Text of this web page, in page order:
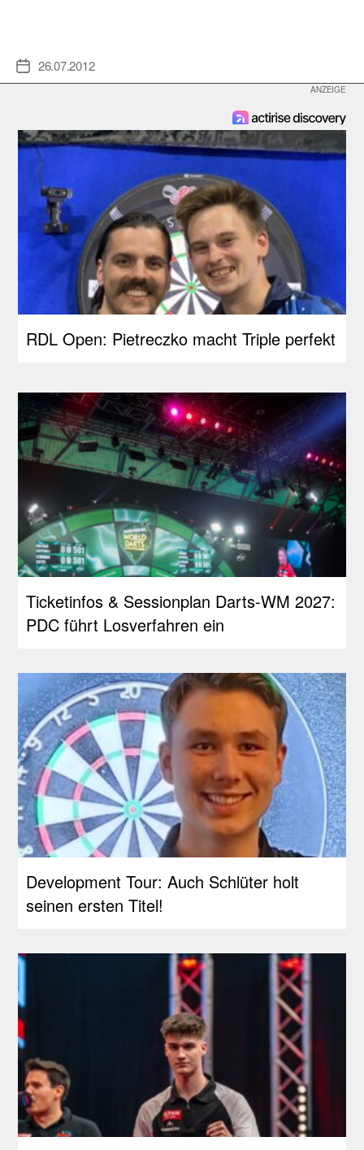
Veröffentlichungsdatum
26.07.2012
RDL Open: Pietreczko macht Triple perfekt
Ticketinfos & Sessionplan Darts-WM 2027:
PDC führt Losverfahren ein
Development Tour: Auch Schlüter holt
seinen ersten Titel!